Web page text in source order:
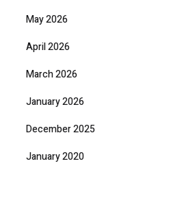
May 2026
April 2026
March 2026
January 2026
December 2025
January 2020